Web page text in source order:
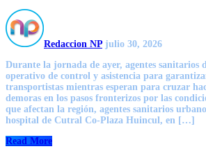
Redaccion NP julio 30, 2026
Durante la jornada de ayer, agentes sanitarios
operativo de control y asistencia para
transportistas mientras esperan para cruzar
demoras en los pasos fronterizos por las
que afectan la región, agentes sanitarios
hospital de Cutral Co-Plaza Huincul, en […]
Read More